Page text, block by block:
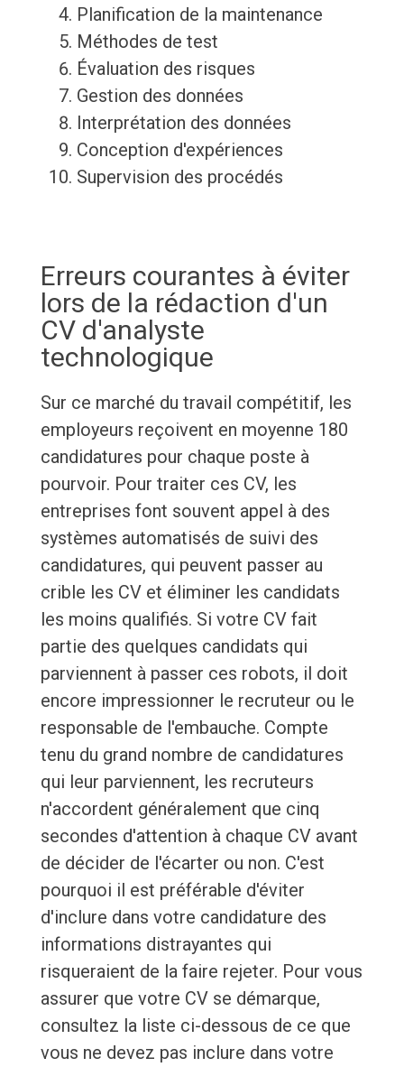
Planification de la maintenance
Méthodes de test
Évaluation des risques
Gestion des données
Interprétation des données
Conception d'expériences
Supervision des procédés
Erreurs courantes à éviter
lors de la rédaction d'un
CV d'analyste
technologique
Sur ce marché du travail compétitif, les
employeurs reçoivent en moyenne 180
candidatures pour chaque poste à
pourvoir. Pour traiter ces CV, les
entreprises font souvent appel à des
systèmes automatisés de suivi des
candidatures, qui peuvent passer au
crible les CV et éliminer les candidats
les moins qualifiés. Si votre CV fait
partie des quelques candidats qui
parviennent à passer ces robots, il doit
encore impressionner le recruteur ou le
responsable de l'embauche. Compte
tenu du grand nombre de candidatures
qui leur parviennent, les recruteurs
n'accordent généralement que cinq
secondes d'attention à chaque CV avant
de décider de l'écarter ou non. C'est
pourquoi il est préférable d'éviter
d'inclure dans votre candidature des
informations distrayantes qui
risqueraient de la faire rejeter. Pour vous
assurer que votre CV se démarque,
consultez la liste ci-dessous de ce que
vous ne devez pas inclure dans votre